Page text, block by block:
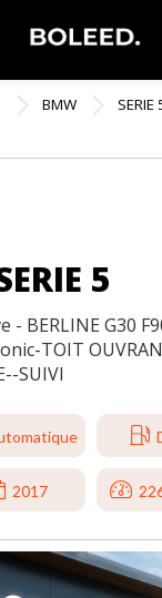
BMW SERIE
5
- BERLINE G30
TOIT
SUIVI
2017